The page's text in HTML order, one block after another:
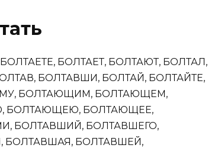
БОЛТАЕТ, БОЛТАЮТ, БОЛТАЛ,
БОЛТАВШИ, БОЛТАЙ, БОЛТАЙТЕ,
БОЛТАЮЩИМ, БОЛТАЮЩЕМ,
БОЛТАЮЩЕЮ, БОЛТАЮЩЕЕ,
БОЛТАВШИЙ, БОЛТАВШЕГО,
БОЛТАВШЕЙ,